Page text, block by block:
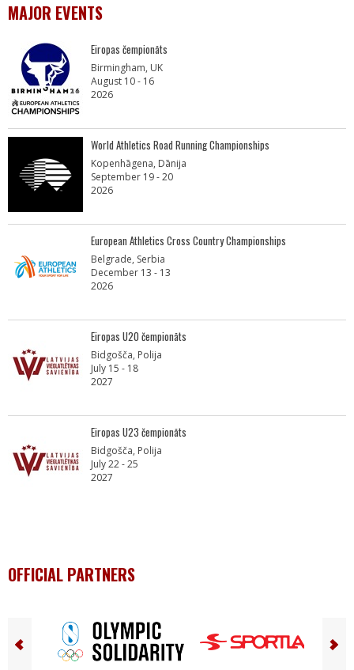
MAJOR EVENTS
Eiropas čempionāts
Birmingham, UK
August 10 - 16
2026
World Athletics Road Running Championships
Kopenhāgena, Dānija
September 19 - 20
2026
European Athletics Cross Country Championships
Belgrade, Serbia
December 13 - 13
2026
Eiropas U20 čempionāts
Bidgošča, Polija
July 15 - 18
2027
Eiropas U23 čempionāts
Bidgošča, Polija
July 22 - 25
2027
OFFICIAL PARTNERS